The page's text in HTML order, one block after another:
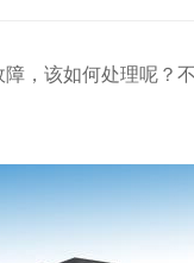
，该如何处理呢？